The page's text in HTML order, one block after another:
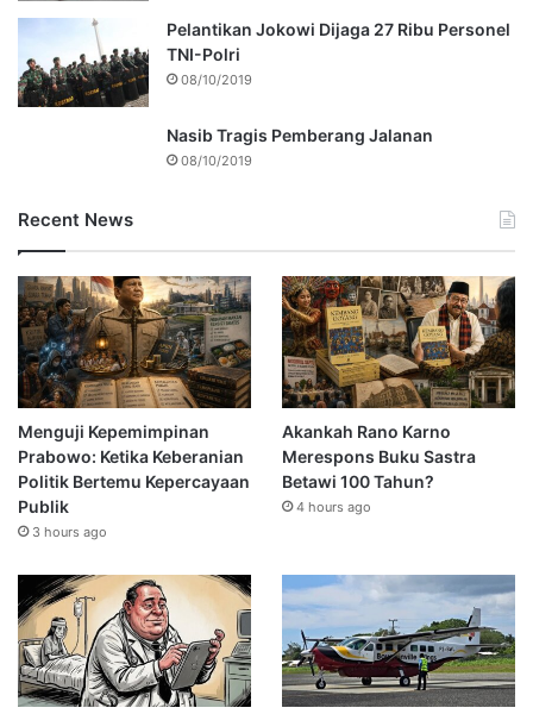
Pelantikan Jokowi Dijaga 27 Ribu Personel
TNI-Polri
08/10/2019
Nasib Tragis Pemberang Jalanan
08/10/2019
Recent News
Menguji Kepemimpinan
Prabowo: Ketika Keberanian
Politik Bertemu Kepercayaan
Publik
3 hours ago
Akankah Rano Karno
Merespons Buku Sastra
Betawi 100 Tahun?
4 hours ago